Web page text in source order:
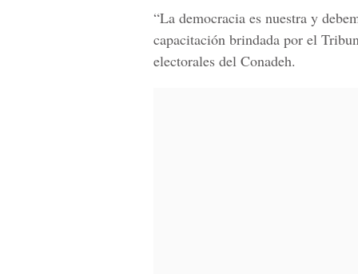
“La democracia es nuestra y
capacitación brindada por el
electorales del Conadeh.